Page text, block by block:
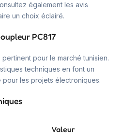
également les avis
un choix éclairé.
PC817
pour le marché tunisien.
techniques en font un
les projets électroniques.
Valeur